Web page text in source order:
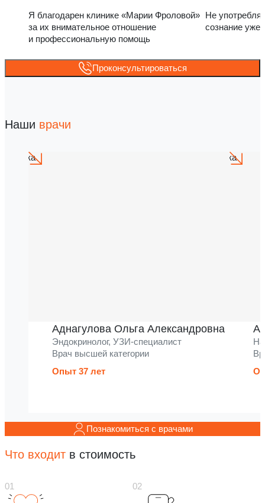
Я благодарен клинике «Марии Фроловой»
за их внимательное отношение
и профессиональную помощь
Не
сознание уже
Проконсультироваться
Наши врачи
Аднагулова Ольга Александровна
Эндокринолог, УЗИ-специалист
Врач высшей категории
Опыт 37 лет
Познакомиться с врачами
Что входит в стоимость